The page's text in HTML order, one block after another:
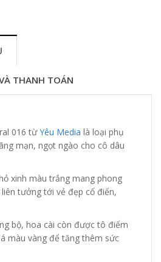
THANH TOÁN
016 từYêu Media là loại phụ
mạn, ngọt ngào cho cô dâu
xinh màu trắng mang phong
tưởng tới vẻ đẹp cổ điển,
bộ, hoa cài còn được tô điểm
màu vàng để tăng thêm sức